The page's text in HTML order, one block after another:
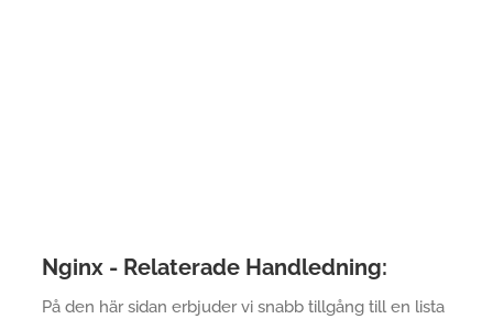
Nginx - Relaterade Handledning:
På den här sidan erbjuder vi snabb tillgång till en lista